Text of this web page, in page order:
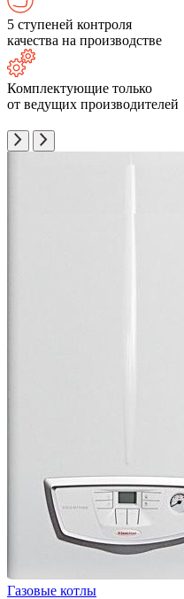
5 ступеней контроля
качества на производстве
Комплектующие только
от ведущих производителей
Газовые котлы